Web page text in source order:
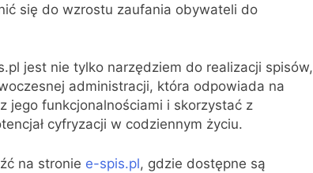
się do wzrostu zaufania obywateli do
jest nie tylko narzędziem do realizacji spisów,
administracji, która odpowiada na
jego funkcjonalnościami i skorzystać z
cyfryzacji w codziennym życiu.
na stronie e-spis.pl, gdzie dostępne są